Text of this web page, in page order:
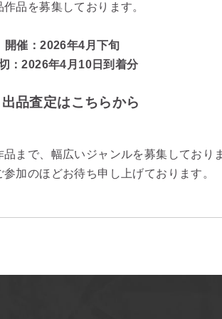
作品を募集しております。
開催：2026年4月下旬
：2026年4月10日到着分
出品査定はこちらから
まで、幅広いジャンルを募集しており
加のほどお待ち申し上げております。